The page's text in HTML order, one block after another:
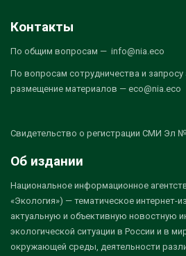
Контакты
По общим вопросам — info@nia.eco
По вопросам сотрудничества и запросу
размещение материалов — eco@nia.eco
Свидетельство о регистрации СМИ Эл
Об издании
Национальное информационное
«Экология») — тематическое интернет-
актуальную и объективную новостную
экологической ситуации в России и в
окружающей среды, деятельности